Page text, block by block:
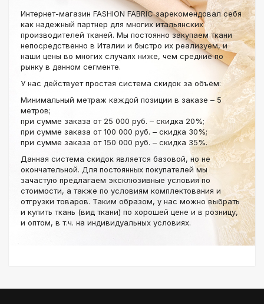
Интернет-магазин FASHION FABRIC зарекомендовал себя
как надежный партнер для многих итальянских
производителей тканей. Мы постоянно закупаем ткани
непосредственно в Италии и быстро их реализуем, и
наши цены во многих случаях ниже, чем средние по
рынку в данном сегменте.
У нас действует простая система скидок за объём:
Минимальный метраж каждой позиции в заказе – 5
метров;
при сумме заказа от 25 000 руб. – скидка 20%;
при сумме заказа от 100 000 руб. – скидка 30%;
при сумме заказа от 150 000 руб. – скидка 35%.
Данная система скидок является базовой, но не
окончательной. Для постоянных покупателей мы
зачастую предлагаем эксклюзивные условия по
стоимости, а также по условиям комплектования и
отгрузки товаров. Таким образом, у нас можно выбрать
и купить ткань (вид ткани) по хорошей цене и в розницу,
и оптом, в т.ч. на индивидуальных условиях.